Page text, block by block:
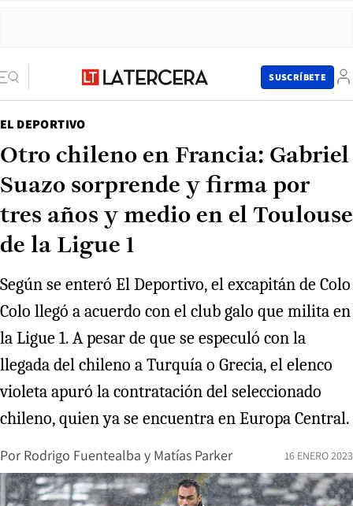
SUSCRÍBETE
EL DEPORTIVO
Otro chileno en Francia: Gabriel
Suazo sorprende y firma por
tres años y medio en el Toulouse
de la Ligue 1
Según se enteró El Deportivo, el excapitán de Colo
Colo llegó a acuerdo con el club galo que milita en
la Ligue 1. A pesar de que se especuló con la
llegada del chileno a Turquía o Grecia, el elenco
violeta apuró la contratación del seleccionado
chileno, quien ya se encuentra en Europa Central.
Por Rodrigo Fuentealba y Matías Parker 16 ENERO 2023